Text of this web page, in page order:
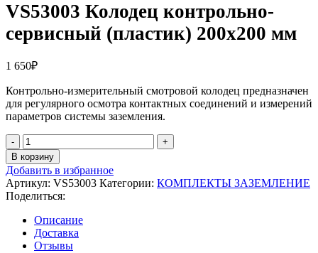
VS53003 Колодец контрольно-
сервисный (пластик) 200х200 мм
1 650₽
Контрольно-измерительный смотровой колодец предназначен
для регулярного осмотра контактных соединений и измерений
параметров системы заземления.
Количество
товара
VS53003
Колодец
контрольно-
сервисный
(пластик)
200х200
мм
В корзину
Добавить в избранное
Артикул: VS53003 Категории: КОМПЛЕКТЫ ЗАЗЕМЛЕНИЕ
Поделиться:
Описание
Доставка
Отзывы